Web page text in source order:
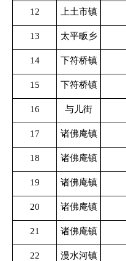
12 上土市镇
13 太平畈乡
14 下符桥镇
15 下符桥镇
16 与儿街
17 诸佛庵镇
18 诸佛庵镇
19 诸佛庵镇
20 诸佛庵镇
21 诸佛庵镇
22 漫水河镇